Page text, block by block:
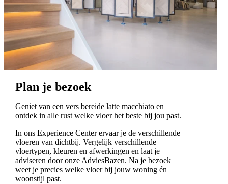
Plan je bezoek
Geniet van een vers bereide latte macchiato en
ontdek in alle rust welke vloer het beste bij jou past.
In ons Experience Center ervaar je de verschillende
vloeren van dichtbij. Vergelijk verschillende
vloertypen, kleuren en afwerkingen en laat je
adviseren door onze AdviesBazen. Na je bezoek
weet je precies welke vloer bij jouw woning én
woonstijl past.